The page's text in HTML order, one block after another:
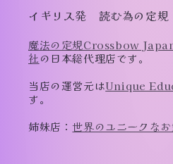
イギリス発 読む為の定規
魔法の定規Crossbow
社の日本総代理店です。
当店の運営元はUnique
す。
姉妹店： 世界のユニークな